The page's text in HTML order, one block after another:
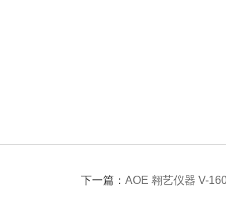
下一篇：AOE 翱艺仪器 V-